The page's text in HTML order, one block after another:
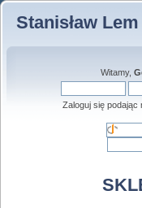
Stanisław
Witamy,
Zaloguj się podając